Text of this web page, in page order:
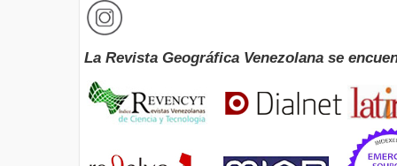
La Revista Geográfica Venezolana se